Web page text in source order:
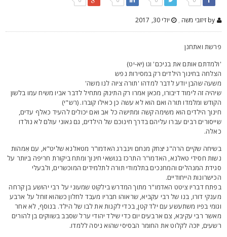
, יולי 30, 2017
ואתחנן
אותם את בניכם' וגו (יא-יט)
בחינוך הילדים רק במסירות נפש
שהבן יודע לדבר למדהו 'תורה ציוה לנו משה'
זה לימוד דיבורו, מכאן אמרו רק התינוק מתחיל לדבר אביו משיח עמו בלשון
ומלמדו תורה ואם הוא לא עשה כן כאילו קוברו. (רש"י)
הילדים הוא משימה קשה ומתישה כל אב ואם יכולים להעיד כאלף עדים,
רבים עברו עליהם בדרך חינוכם של הילדים, גם גאוני עולם לא נולדו
שקיים הרה"ג יצחק מנחם וינברג האדמו"ר מטאלנא שליט"א, עם אִמהות
חסידי טאלנא, האדמו"ר התרכז בנושאי חינוך ומתח ביקורת חריפה ביותר על
המנהלים והמחנכים בתלמודי תורה לתלמידים המוכשרים, ולבעלי
הייחודיים.
דבריו ציטט האדמו"ר מתוך המדרש בילקוט שמעוני על רבי יהושע בן קרחה
דורו, בנו של רבי עקביא, שראוהו חבריו מעבד לחלון כשהוא זוחל על ארבע
בפיו משתעשע עם ילד קטן, בכדי לקנות את לבו של הילד. בנוסף, לא אחר
רבי עקיבא, צם ארבעים יום כדי שילד יהודי ערל שסבב בשווקים בן להורים
יזכה לקלוט את החומר הבסיסי שהוא ניסה ללמדו.